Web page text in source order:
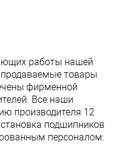
работы нашей
товары
фирменной
Все наши
производителя 12
подшипников
персоналом.